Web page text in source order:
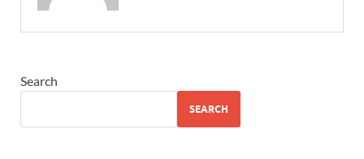
Search
SEARCH